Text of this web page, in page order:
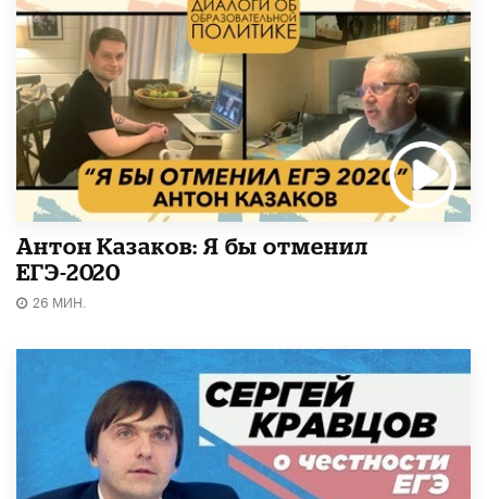
Антон Казаков: Я бы отменил
ЕГЭ-2020
26 МИН.